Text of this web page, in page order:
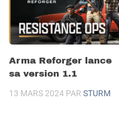
Arma Reforger lance
sa version 1.1
13 MARS 2024 PAR STURM